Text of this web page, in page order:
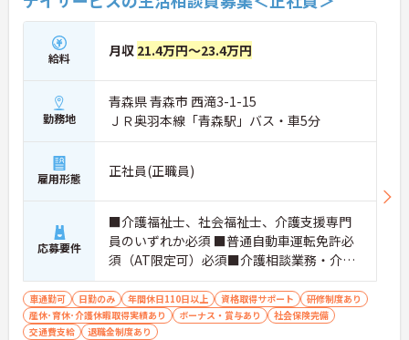
給料 月収 21.4万円～23.4万円
勤務地
青森県 青森市 西滝3-1-15
ＪＲ奥羽本線「青森駅」バス・車5分
雇用形態 正社員(正職員)
応募要件
■介護福祉士、社会福祉士、介護支援専門
員のいずれか必須 ■普通自動車運転免許必
須（AT限定可）必須■介護相談業務・介護
経験1年以上または相談員の相談員の業務経
験が半年以上必須 ■PCで文字入力程度の基
本操作できれば尚可
車通勤可 日勤のみ 年間休日110日以上 資格取得サポート
研修制度あり
産休･育休･介護休暇取得実績あり
ボーナス・賞与あり
社会保険完備
交通費支給
退職金制度あり